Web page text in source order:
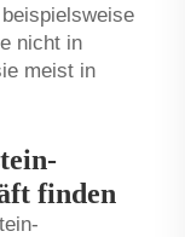
nicht in
meist in
finden